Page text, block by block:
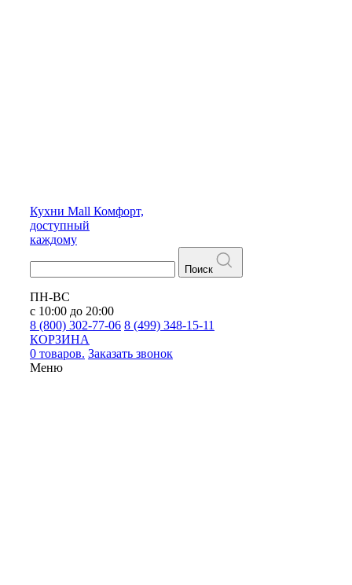
Кухни Mall Комфорт,
доступный
каждому
Поиск
ПН-ВС
с 10:00 до 20:00
8 (800) 302-77-06 8 (499) 348-15-11
КОРЗИНА
0 товаров. Заказать звонок
Меню